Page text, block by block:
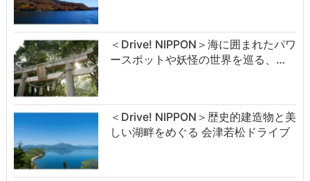
＜Drive! NIPPON＞海に囲まれたパワ
ースポットや妖怪の世界を巡る、…
＜Drive! NIPPON＞歴史的建造物と美
しい湖畔をめぐる 会津若松ドライブ